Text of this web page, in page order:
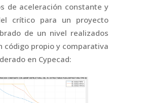
de aceleración constante y
crítico para un proyecto
de un nivel realizados
código propio y comparativa
en Cypecad: